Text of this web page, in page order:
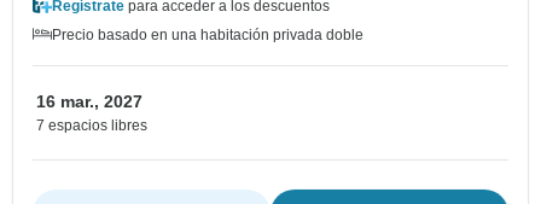
Regístrate para acceder a los descuentos
Precio basado en una habitación privada doble
16 mar., 2027
7 espacios libres